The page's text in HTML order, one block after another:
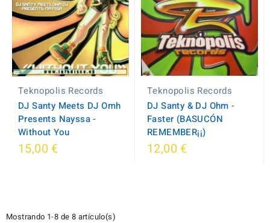
Teknopolis Records
DJ Santy Meets DJ Omh
Presents Nayssa -
Without You
15,00 €
Teknopolis Records
DJ Santy & DJ Ohm -
Faster (BASUCÓN
REMEMBER¡¡)
12,00 €
Mostrando 1-8 de 8 artículo(s)